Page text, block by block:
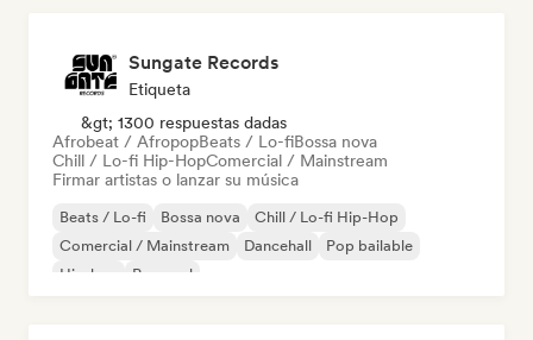
Sungate Records
Etiqueta
&gt; 1300 respuestas dadas
Afrobeat / AfropopBeats / Lo-fiBossa nova
Chill / Lo-fi Hip-HopComercial / Mainstream
Firmar artistas o lanzar su música
Beats / Lo-fi Bossa nova
Chill / Lo-fi Hip-Hop
Comercial / Mainstream
Dancehall
Pop bailable
Hip-hop
Pop soul